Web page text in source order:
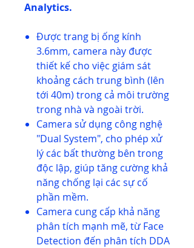
Analytics.
Được trang bị ống kính
3.6mm, camera này được
thiết kế cho việc giám sát
khoảng cách trung bình (lên
tới 40m) trong cả môi trường
trong nhà và ngoài trời.
Camera sử dụng công nghệ
"Dual System", cho phép xử
lý các bất thường bên trong
độc lập, giúp tăng cường khả
năng chống lại các sự cố
phần mềm.
Camera cung cấp khả năng
phân tích mạnh mẽ, từ Face
Detection đến phân tích DDA